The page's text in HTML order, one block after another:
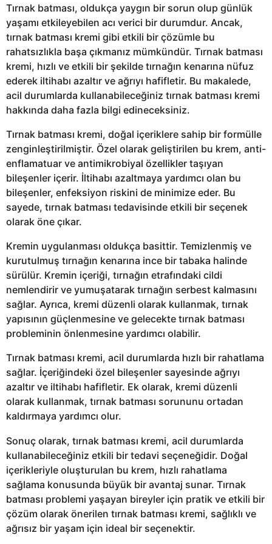
Tırnak batması, oldukça yaygın bir sorun olup günlük
yaşamı etkileyebilen acı verici bir durumdur. Ancak,
tırnak batması kremi gibi etkili bir çözümle bu
rahatsızlıkla başa çıkmanız mümkündür. Tırnak batması
kremi, hızlı ve etkili bir şekilde tırnağın kenarına nüfuz
ederek iltihabı azaltır ve ağrıyı hafifletir. Bu makalede,
acil durumlarda kullanabileceğiniz tırnak batması kremi
hakkında daha fazla bilgi edineceksiniz.
Tırnak batması kremi, doğal içeriklere sahip bir formülle
zenginleştirilmiştir. Özel olarak geliştirilen bu krem, anti-
enflamatuar ve antimikrobiyal özellikler taşıyan
bileşenler içerir. İltihabı azaltmaya yardımcı olan bu
bileşenler, enfeksiyon riskini de minimize eder. Bu
sayede, tırnak batması tedavisinde etkili bir seçenek
olarak öne çıkar.
Kremin uygulanması oldukça basittir. Temizlenmiş ve
kurutulmuş tırnağın kenarına ince bir tabaka halinde
sürülür. Kremin içeriği, tırnağın etrafındaki cildi
nemlendirir ve yumuşatarak tırnağın serbest kalmasını
sağlar. Ayrıca, kremi düzenli olarak kullanmak, tırnak
yapısının güçlenmesine ve gelecekte tırnak batması
probleminin önlenmesine yardımcı olabilir.
Tırnak batması kremi, acil durumlarda hızlı bir rahatlama
sağlar. İçeriğindeki özel bileşenler sayesinde ağrıyı
azaltır ve iltihabı hafifletir. Ek olarak, kremi düzenli
olarak kullanmak, tırnak batması sorununu ortadan
kaldırmaya yardımcı olur.
Sonuç olarak, tırnak batması kremi, acil durumlarda
kullanabileceğiniz etkili bir tedavi seçeneğidir. Doğal
içerikleriyle oluşturulan bu krem, hızlı rahatlama
sağlama konusunda büyük bir avantaj sunar. Tırnak
batması problemi yaşayan bireyler için pratik ve etkili bir
çözüm olarak önerilen tırnak batması kremi, sağlıklı ve
ağrısız bir yaşam için ideal bir seçenektir.